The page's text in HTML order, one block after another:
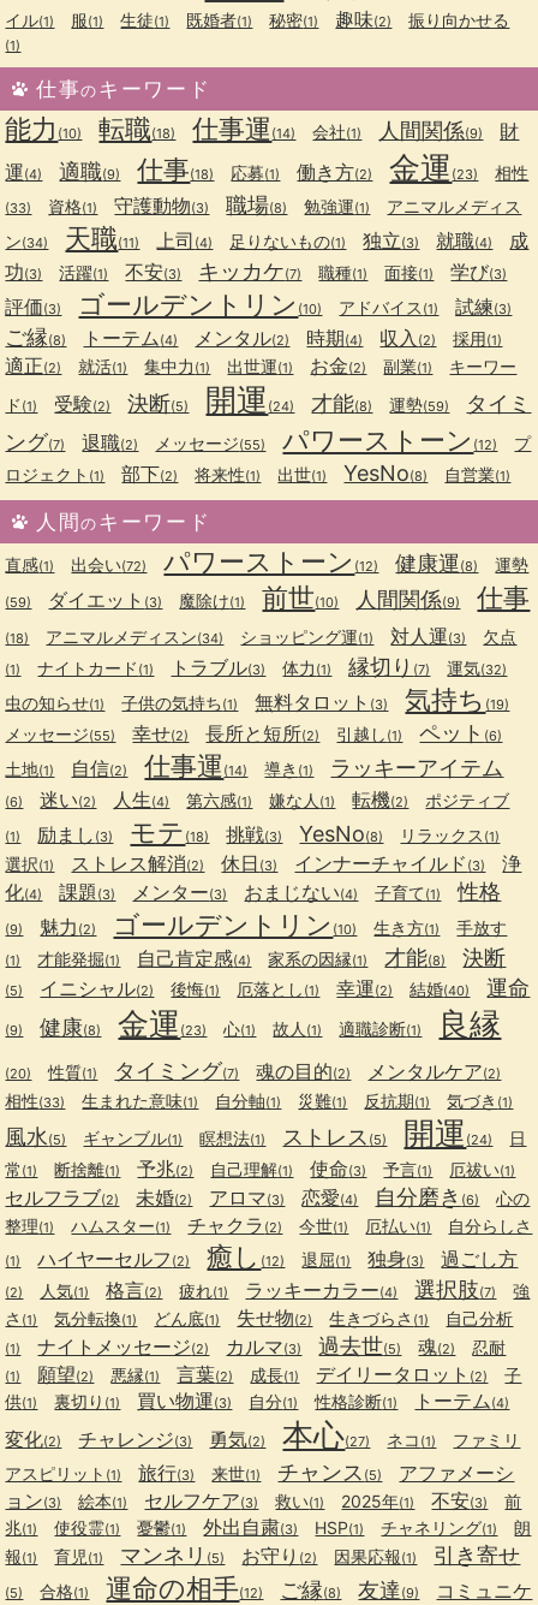
イル(1) 服(1) 生徒(1) 既婚者(1) 秘密(1) 趣味(2) 振り向かせる
(1)
仕事のキーワード
能力 (10) 転職(18) 仕事運 (14) 会社(1) 人間関係(9)
財
運(4) 適職(9) 仕事(18) 応募(1) 働き方(2) 金運 (23) 相性
(33) 資格(1) 守護動物(3) 職場(8) 勉強運(1)
アニマルメディス
ン(34) 天職(11) 上司 (4) 足りないもの(1) 独立(3) 就職(4)
成
功(3) 活躍(1) 不安(3) キッカケ(7) 職種(1) 面接(1) 学び(3)
評価(3) ゴールデントリン (10) アドバイス (1) 試練(3)
ご縁(8) トーテム (4) メンタル(2) 時期(4) 収入 (2) 採用(1)
適正(2) 就活(1) 集中力 (1) 出世運(1) お金(2) 副業(1)
キーワー
ド (1) 受験(2) 決断(5) 開運 (24) 才能(8) 運勢(59)
タイミ
ング(7) 退職(2) メッセージ(55) パワーストーン (12)
プ
ロジェクト (1) 部下(2) 将来性(1) 出世(1) YesNo(8) 自営業(1)
人間のキーワード
直感(1) 出会い(72) パワーストーン (12) 健康運(8) 運勢
(59) ダイエット (3) 魔除け(1) 前世(10) 人間関係(9) 仕事
(18) アニマルメディスン(34) ショッピング運(1) 対人運(3) 欠点
(1) ナイトカード (1) トラブル(3) 体力 (1) 縁切り (7) 運気(32)
虫の知らせ(1) 子供の気持ち(1) 無料タロット (3) 気持ち (19)
メッセージ(55) 幸せ(2) 長所と短所(2) 引越し (1) ペット (6)
土地(1) 自信(2) 仕事運 (14) 導き (1) ラッキーアイテム
(6) 迷い(2) 人生(4) 第六感(1) 嫌な人 (1) 転機(2) ポジティブ
(1) 励まし (3) モテ (18) 挑戦(3) YesNo(8) リラックス (1)
選択(1) ストレス解消(2) 休日 (3) インナーチャイルド (3)
浄
化(4) 課題 (3) メンター(3) おまじない(4) 子育て(1) 性格
(9) 魅力 (2) ゴールデントリン (10) 生き方(1) 手放す
(1) 才能発掘(1) 自己肯定感(4) 家系の因縁(1) 才能(8) 決断
(5) イニシャル(2) 後悔(1) 厄落とし (1) 幸運(2) 結婚(40) 運命
(9) 健康(8) 金運 (23) 心(1) 故人 (1) 適職診断(1) 良縁
(20) 性質(1) タイミング(7) 魂の目的(2) メンタルケア(2)
相性(33) 生まれた意味(1) 自分軸(1) 災難(1) 反抗期(1) 気づき (1)
風水(5) ギャンブル(1) 瞑想法(1) ストレス (5) 開運 (24)
日
常 (1) 断捨離(1) 予兆(2) 自己理解(1) 使命(3) 予言(1) 厄祓い(1)
セルフラブ(2) 未婚(2) アロマ(3) 恋愛(4) 自分磨き (6)
心の
整理(1) ハムスター(1) チャクラ (2) 今世(1) 厄払い(1) 自分らしさ
(1) ハイヤーセルフ (2) 癒し (12) 退屈(1) 独身(3) 過ごし方
(2) 人気(1) 格言(2) 疲れ(1) ラッキーカラー(4) 選択肢(7)
強
さ (1) 気分転換(1) どん底(1) 失せ物(2) 生きづらさ (1) 自己分析
(1) ナイトメッセージ(2) カルマ(3) 過去世(5) 魂(2) 忍耐
(1) 願望(2) 悪縁(1) 言葉(2) 成長(1) デイリータロット (2)
子
供(1) 裏切り (1) 買い物運(3) 自分(1) 性格診断(1) トーテム (4)
変化(2) チャレンジ(3) 勇気(2) 本心(27) ネコ (1)
ファミリ
アスピリット (1) 旅行(3) 来世(1) チャンス (5)
アファメーシ
ョン(3) 絵本(1) セルフケア(3) 救い(1) 2025年(1) 不安(3)
前
兆(1) 使役霊(1) 憂鬱(1) 外出自粛(3) HSP(1) チャネリング(1)
朗
報(1) 育児 (1) マンネリ (5) お守り (2) 因果応報(1) 引き寄せ
(5) 合格(1) 運命の相手(12) ご縁(8) 友達 (9)
コミュニケ